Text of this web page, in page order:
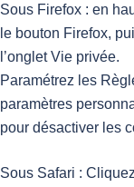
Sous Firefox : en
le bouton Firefox,
l’onglet Vie privée.
Paramétrez les
paramètres
pour désactiver les
Sous Safari :